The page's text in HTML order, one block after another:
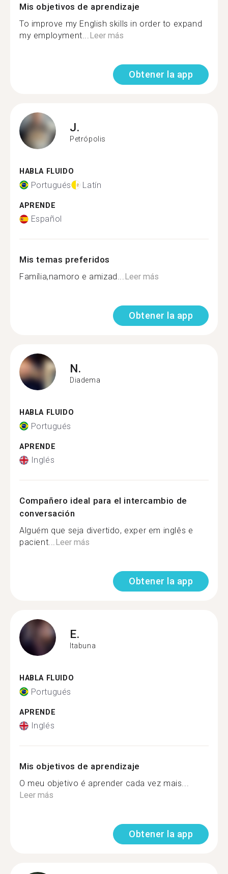
Mis objetivos de aprendizaje
To improve my English skills in order to expand
my employment...Leer más
Obtener la app
J.
Petrópolis
HABLA FLUIDO
Portugués Latín
APRENDE
Español
Mis temas preferidos
Família,namoro e amizad...Leer más
Obtener la app
N.
Diadema
HABLA FLUIDO
Portugués
APRENDE
Inglés
Compañero ideal para el intercambio de
conversación
Alguém que seja divertido, exper em inglês e
pacient...Leer más
Obtener la app
E.
Itabuna
HABLA FLUIDO
Portugués
APRENDE
Inglés
Mis objetivos de aprendizaje
O meu objetivo é aprender cada vez mais...
Leer más
Obtener la app